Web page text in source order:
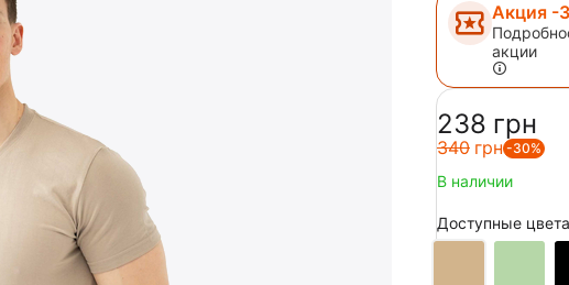
Акция -
акции
‍238‍ грн
‍340‍ грн -30%
В наличии
Доступные цвета